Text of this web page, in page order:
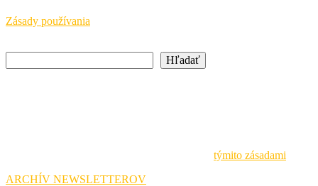
Zásady používania
Hľadať
týmito zásadami
ARCHÍV NEWSLETTEROV